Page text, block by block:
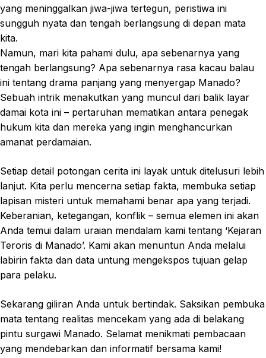
yang meninggalkan jiwa-jiwa tertegun, peristiwa ini
sungguh nyata dan tengah berlangsung di depan mata
kita.
Namun, mari kita pahami dulu, apa sebenarnya yang
tengah berlangsung? Apa sebenarnya rasa kacau balau
ini tentang drama panjang yang menyergap Manado?
Sebuah intrik menakutkan yang muncul dari balik layar
damai kota ini – pertaruhan mematikan antara penegak
hukum kita dan mereka yang ingin menghancurkan
amanat perdamaian.
Setiap detail potongan cerita ini layak untuk ditelusuri lebih
lanjut. Kita perlu mencerna setiap fakta, membuka setiap
lapisan misteri untuk memahami benar apa yang terjadi.
Keberanian, ketegangan, konflik – semua elemen ini akan
Anda temui dalam uraian mendalam kami tentang ‘Kejaran
Teroris di Manado’. Kami akan menuntun Anda melalui
labirin fakta dan data untung mengekspos tujuan gelap
para pelaku.
Sekarang giliran Anda untuk bertindak. Saksikan pembuka
mata tentang realitas mencekam yang ada di belakang
pintu surgawi Manado. Selamat menikmati pembacaan
yang mendebarkan dan informatif bersama kami!